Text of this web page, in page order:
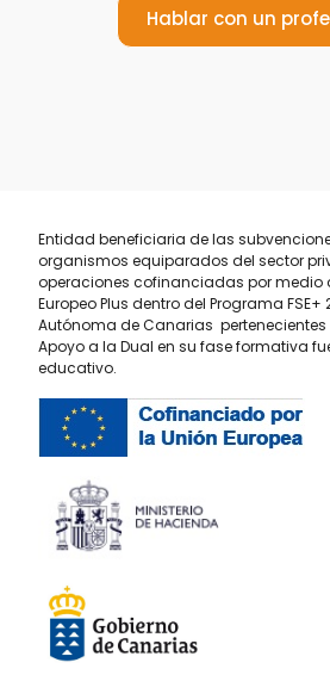
Hablar con un
Entidad beneficiaria de las
organismos equiparados del sector
operaciones cofinanciadas por medio
Europeo Plus dentro del Programa
Autónoma de Canarias
Apoyo a la Dual en su fase formativa
educativo.